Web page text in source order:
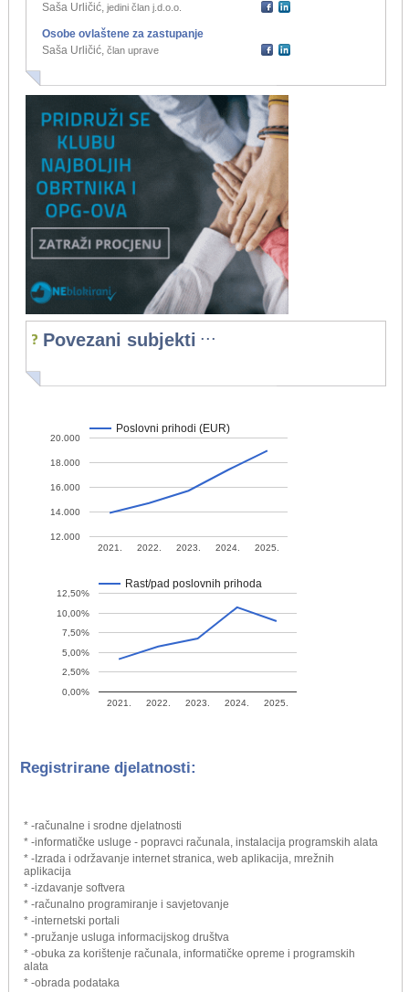
Saša Urličić, jedini član j.d.o.o.
Osobe ovlaštene za zastupanje
Saša Urličić, član uprave
Povezani subjekti ...
Poslovni prihodi (EUR)
2021. 2022. 2023. 2024. 2025.
12.000
14.000
16.000
18.000
20.000
Rast/pad poslovnih prihoda
2021. 2022. 2023. 2024. 2025.
0,00%
2,50%
5,00%
7,50%
10,00%
12,50%
Registrirane djelatnosti:
* -računalne i srodne djelatnosti
* -informatičke usluge - popravci računala, instalacija programskih alata
* -Izrada i održavanje internet stranica, web aplikacija, mrežnih
aplikacija
* -izdavanje softvera
* -računalno programiranje i savjetovanje
* -internetski portali
* -pružanje usluga informacijskog društva
* -obuka za korištenje računala, informatičke opreme i programskih
alata
* -obrada podataka